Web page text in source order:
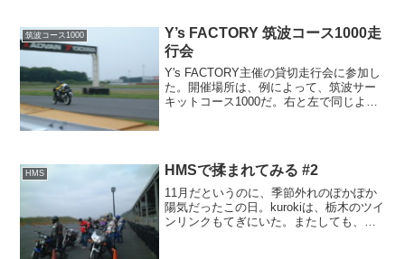
筑波コース1000
Y’s FACTORY 筑波コース1000走
行会
Y's FACTORY主催の貸切走行会に参加し
た。開催場所は、例によって、筑波サー
キットコース1000だ。右と左で同じよう
走行会に望ん...
HMS HMSで揉まれてみる #2
11月だというのに、季節外れのぽかぽか
陽気だったこの日。kurokiは、栃木のツイ
ンリンクもてぎにいた。またしても、